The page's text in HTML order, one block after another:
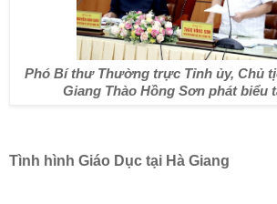
Phó Bí thư Thường trực Tỉnh ủy, Chủ
Giang Thào Hồng Sơn phát biểu
Tình hình Giáo Dục tại Hà Giang